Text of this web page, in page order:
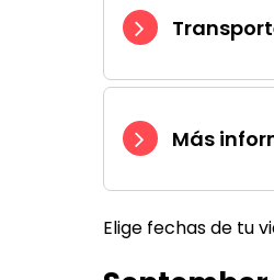
Más
Elige fechas de tu